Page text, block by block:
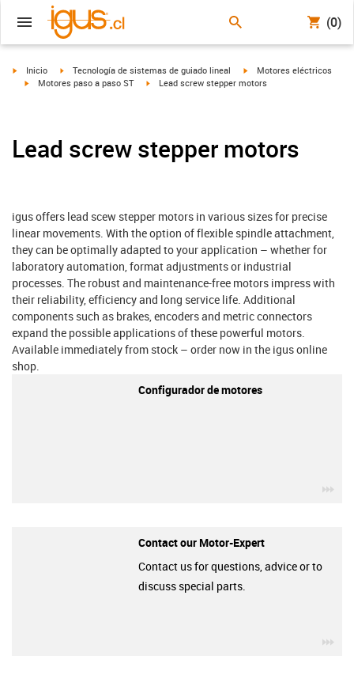
(0)
igus-icon-arrow-right
Inicio igus-icon-arrow-right
Tecnología de sistemas de guiado lineal igus-icon-arrow-right
Motores eléctricos
igus-icon-arrow-right
Motores paso a paso ST igus-icon-arrow-right
Lead screw stepper motors
Lead screw stepper motors
igus offers lead scew stepper motors in various sizes for precise
linear movements. With the option of flexible spindle attachment,
they can be optimally adapted to your application – whether for
laboratory automation, format adjustments or industrial
processes. The robust and maintenance-free motors impress with
their reliability, efficiency and long service life. Additional
components such as brakes, encoders and metric connectors
expand the possible applications of these powerful motors.
Available immediately from stock – order now in the igus online
shop.
Configurador de motores
Contact our Motor-Expert
Contact us for questions, advice or to
discuss special parts.